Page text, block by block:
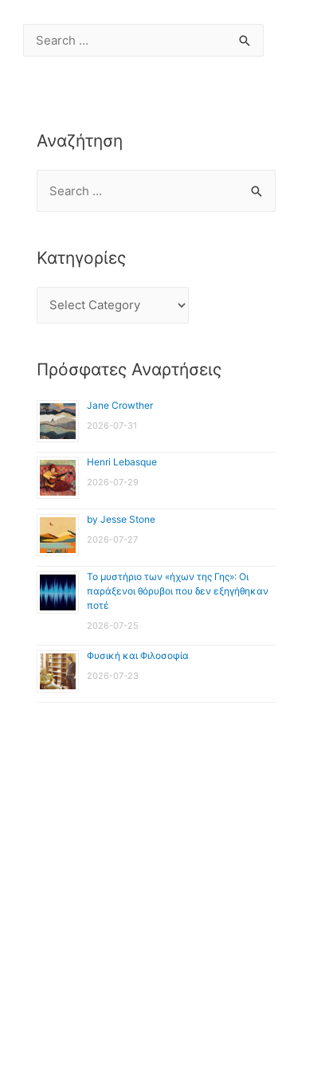
Αναζήτηση
Κατηγορίες
Πρόσφατες Αναρτήσεις
Jane Crowther
2026-07-31
Henri Lebasque
2026-07-29
by Jesse Stone
2026-07-27
Το μυστήριο των «ήχων της Γης»: Οι
παράξενοι θόρυβοι που δεν εξηγήθηκαν
ποτέ
2026-07-25
Φυσική και Φιλοσοφία
2026-07-23